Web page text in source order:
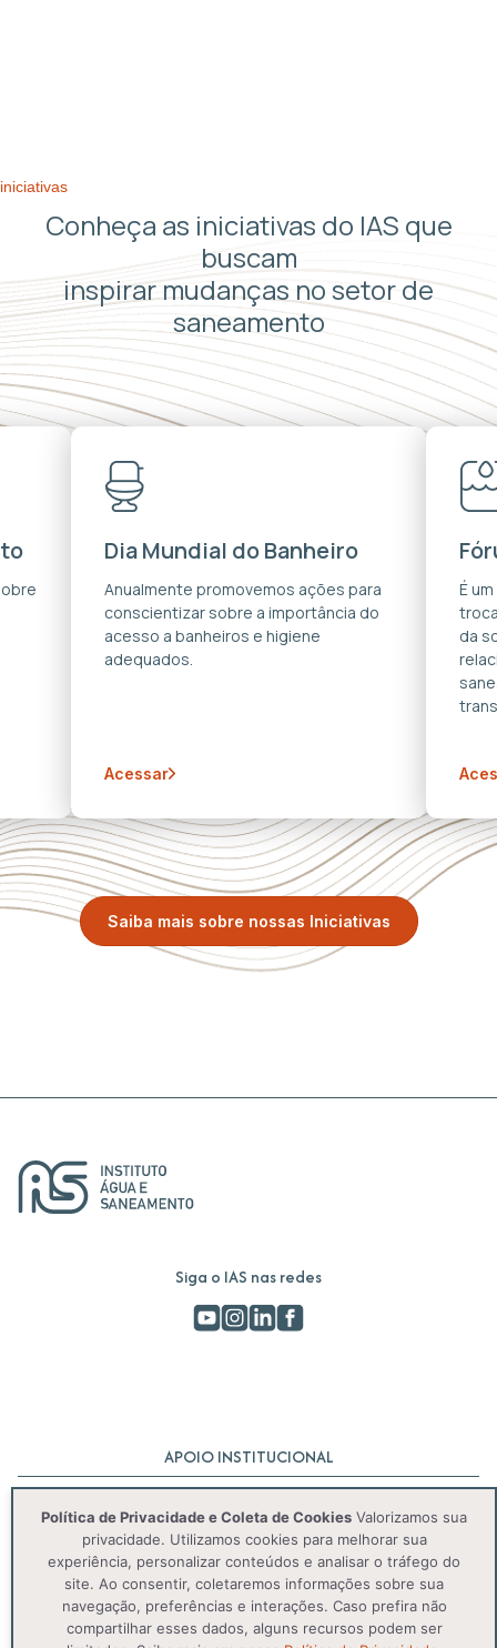
iniciativas
Conheça as iniciativas do IAS que
buscam
inspirar mudanças no setor de
saneamento
Dia Mundial do Banheiro
Anualmente promovemos ações para
conscientizar sobre a importância do
acesso a banheiros e higiene
adequados.
Acessar
É
da
Saiba mais sobre nossas Iniciativas
Siga o IAS nas redes
APOIO INSTITUCIONAL
Política de Privacidade e Coleta de Cookies Valorizamos sua
privacidade. Utilizamos cookies para melhorar sua
experiência, personalizar conteúdos e analisar o tráfego do
site. Ao consentir, coletaremos informações sobre sua
navegação, preferências e interações. Caso prefira não
compartilhar esses dados, alguns recursos podem ser